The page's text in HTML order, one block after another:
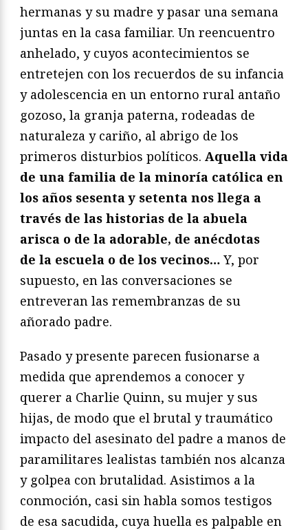
hermanas y su madre y pasar una semana
juntas en la casa familiar. Un reencuentro
anhelado, y cuyos acontecimientos se
entretejen con los recuerdos de su infancia
y adolescencia en un entorno rural antaño
gozoso, la granja paterna, rodeadas de
naturaleza y cariño, al abrigo de los
primeros disturbios políticos. Aquella vida
de una familia de la minoría católica en
los años sesenta y setenta nos llega a
través de las historias de la abuela
arisca o de la adorable, de anécdotas
de la escuela o de los vecinos… Y, por
supuesto, en las conversaciones se
entreveran las remembranzas de su
añorado padre.
Pasado y presente parecen fusionarse a
medida que aprendemos a conocer y
querer a Charlie Quinn, su mujer y sus
hijas, de modo que el brutal y traumático
impacto del asesinato del padre a manos de
paramilitares lealistas también nos alcanza
y golpea con brutalidad. Asistimos a la
conmoción, casi sin habla somos testigos
de esa sacudida, cuya huella es palpable en